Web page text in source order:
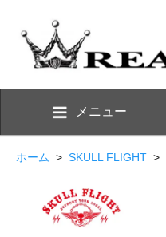
メニュー
ホーム > SKULL FLIGHT >